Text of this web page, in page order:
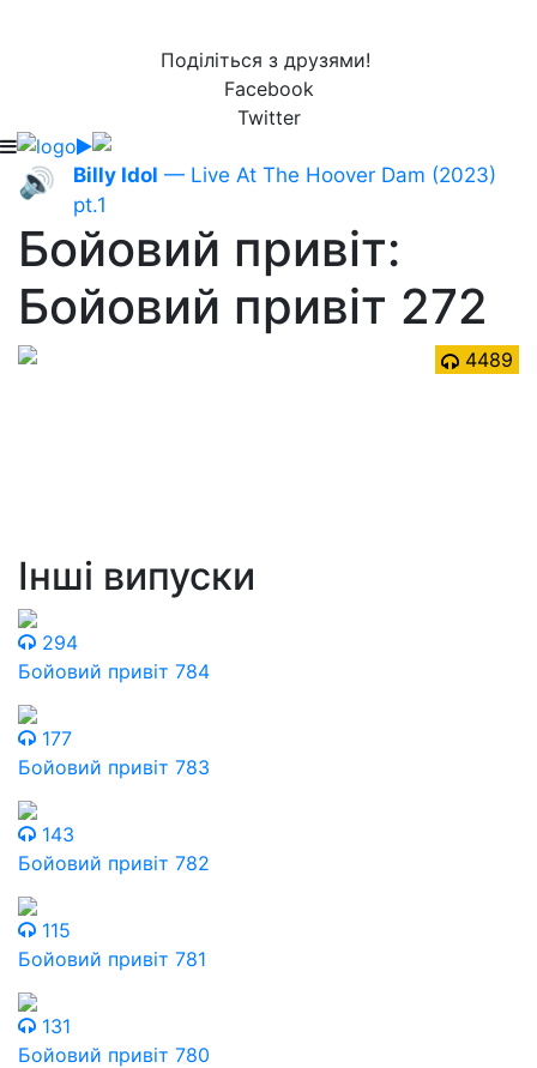
Поділіться з друзями!
Facebook
Twitter
🔊 Billy Idol — Live At The Hoover Dam (2023)
pt.1
Бойовий привіт:
Бойовий привіт 272
4489
Інші випуски
294
Бойовий привіт 784
177
Бойовий привіт 783
143
Бойовий привіт 782
115
Бойовий привіт 781
131
Бойовий привіт 780